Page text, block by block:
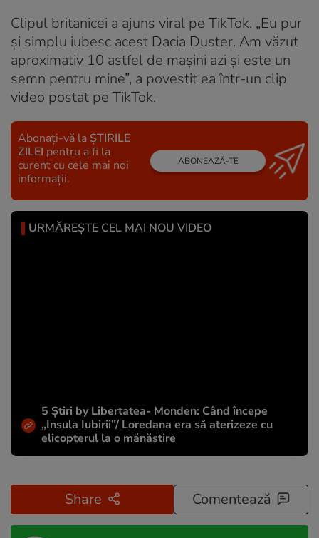
Clipul britanicei a ajuns viral pe TikTok. „Eu pur
și simplu iubesc acest Dacia Duster. Am văzut
aproximativ 10 astfel de mașini azi și este un
semn pentru mine”, a povestit ea într-un clip
video postat pe TikTok.
Abonați-vă la ȘTIRILE
ZILEI pentru a fi la
curent cu cele mai noi
informații.
ABONEAZĂ-TE
URMĂREȘTE CEL MAI NOU VIDEO
5 Știri by Libertatea- Monden: Când începe
„Insula Iubirii”/ Loredana era să aterizeze cu
elicopterul la o mănăstire
Share Comentează